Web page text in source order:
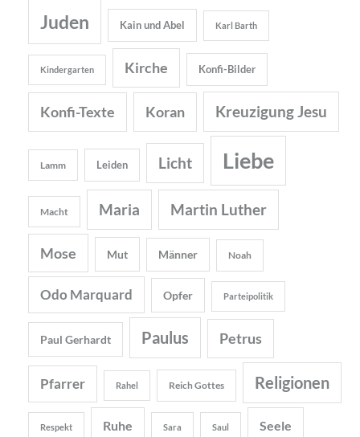
Juden Kain und Abel Karl Barth
Kindergarten Kirche Konfi-Bilder
Konfi-Texte Koran Kreuzigung Jesu
Lamm Leiden Licht Liebe
Macht Maria Martin Luther
Mose Mut Männer Noah
Odo Marquard Opfer Parteipolitik
Paul Gerhardt Paulus Petrus
Pfarrer Rahel Reich Gottes Religionen
Respekt Ruhe Sara Saul Seele